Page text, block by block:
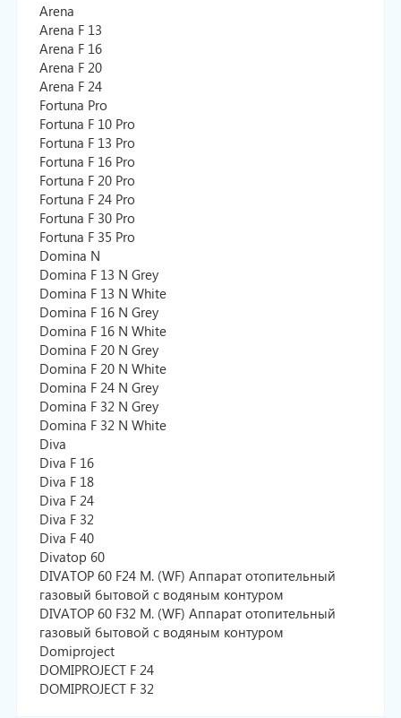
Arena
Arena F 13
Arena F 16
Arena F 20
Arena F 24
Fortuna Pro
Fortuna F 10 Pro
Fortuna F 13 Pro
Fortuna F 16 Pro
Fortuna F 20 Pro
Fortuna F 24 Pro
Fortuna F 30 Pro
Fortuna F 35 Pro
Domina N
Domina F 13 N Grey
Domina F 13 N White
Domina F 16 N Grey
Domina F 16 N White
Domina F 20 N Grey
Domina F 20 N White
Domina F 24 N Grey
Domina F 32 N Grey
Domina F 32 N White
Diva
Diva F 16
Diva F 18
Diva F 24
Diva F 32
Diva F 40
Divatop 60
DIVATOP 60 F24 M. (WF) Аппарат отопительный
газовый бытовой с водяным контуром
DIVATOP 60 F32 M. (WF) Аппарат отопительный
газовый бытовой с водяным контуром
Domiproject
DOMIPROJECT F 24
DOMIPROJECT F 32